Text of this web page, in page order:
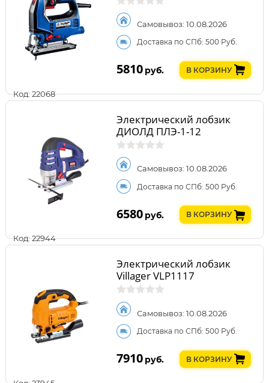
Код: 22068
Самовывоз: 10.08.2026
Доставка по СПб: 500 Руб.
5810 руб. В КОРЗИНУ
Код: 22944
Электрический лобзик
ДИОЛД ПЛЭ-1-12
Самовывоз: 10.08.2026
Доставка по СПб: 500 Руб.
6580 руб. В КОРЗИНУ
Электрический лобзик
Villager VLP1117
Самовывоз: 10.08.2026
Доставка по СПб: 500 Руб.
7910 руб. В КОРЗИНУ